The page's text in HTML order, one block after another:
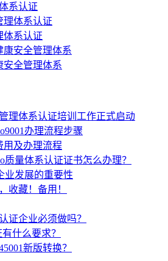
系认证
体系认证
安全管理体系
理体系认证培训工作正式启动
办理流程步骤
用及办理流程
质量体系认证证书怎么办理？
业发展的重要性
收藏！备用！
证企业必须做吗？
什么要求？
新版转换？